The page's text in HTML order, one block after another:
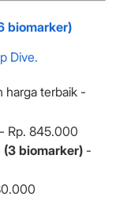
biomarker)
Dive.
harga terbaik -
- Rp. 845.000
(3 biomarker) -